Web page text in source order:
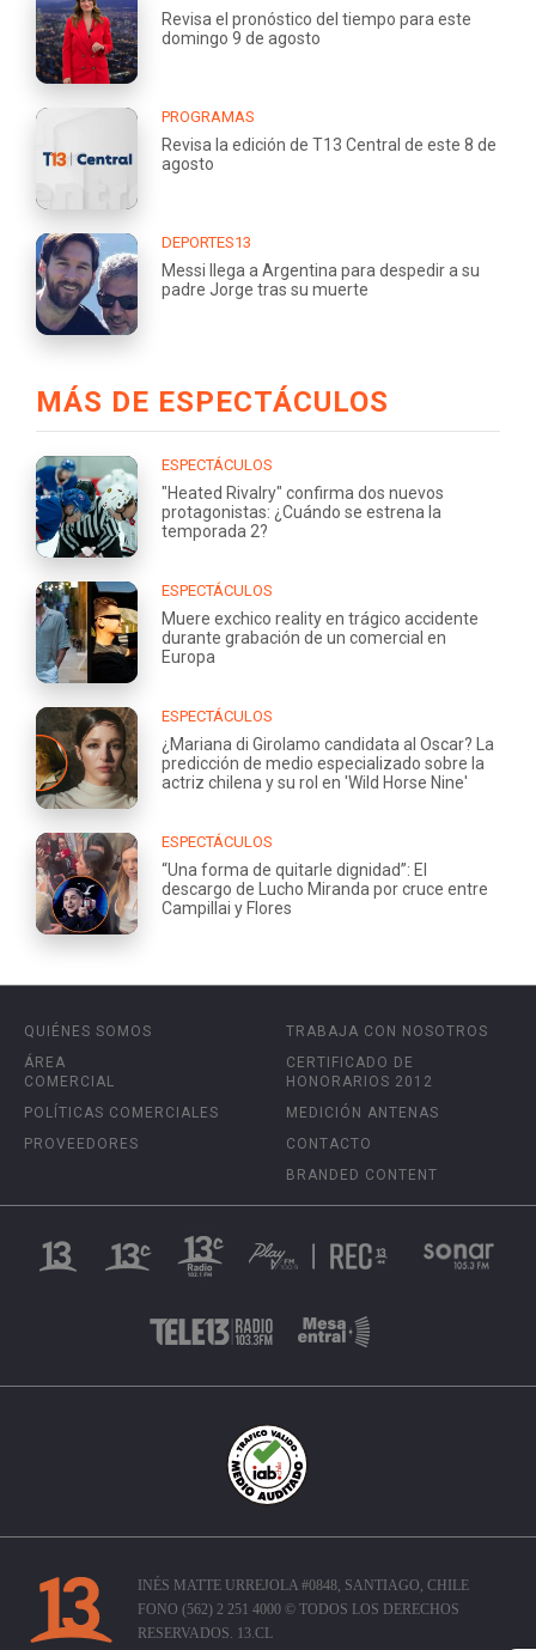
Revisa el pronóstico del tiempo para este
domingo 9 de agosto
PROGRAMAS
Revisa la edición de T13 Central de este 8 de
agosto
DEPORTES13
Messi llega a Argentina para despedir a su
padre Jorge tras su muerte
MÁS DE ESPECTÁCULOS
ESPECTÁCULOS
"Heated Rivalry" confirma dos nuevos
protagonistas: ¿Cuándo se estrena la
temporada 2?
ESPECTÁCULOS
Muere exchico reality en trágico accidente
durante grabación de un comercial en
Europa
ESPECTÁCULOS
¿Mariana di Girolamo candidata al Oscar? La
predicción de medio especializado sobre la
actriz chilena y su rol en 'Wild Horse Nine'
ESPECTÁCULOS
“Una forma de quitarle dignidad”: El
descargo de Lucho Miranda por cruce entre
Campillai y Flores
QUIÉNES SOMOS
ÁREA
COMERCIAL
POLÍTICAS COMERCIALES
PROVEEDORES
TRABAJA CON NOSOTROS
CERTIFICADO DE
HONORARIOS 2012
MEDICIÓN ANTENAS
CONTACTO
BRANDED CONTENT
INÉS MATTE URREJOLA #0848, SANTIAGO, CHILE
FONO (562) 2 251 4000 © TODOS LOS DERECHOS
RESERVADOS. 13.CL